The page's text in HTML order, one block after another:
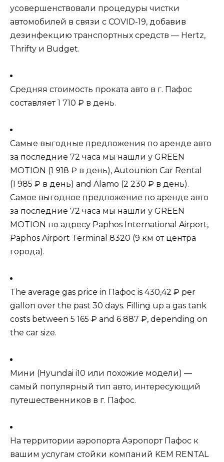
усовершенствовали процедуры чистки
автомобилей в связи с COVID-19, добавив
дезинфекцию транспортных средств — Hertz,
Thrifty и Budget.
Средняя стоимость проката авто в г. Пафос
составляет 1 710 ₽ в день.
Самые выгодные предложения по аренде авто
за последние 72 часа мы нашли у GREEN
MOTION (1 918 ₽ в день), Autounion Car Rental
(1 985 ₽ в день) and Alamo (2 230 ₽ в день).
Самое выгодное предложение по аренде авто
за последние 72 часа мы нашли у GREEN
MOTION по адресу Paphos International Airport,
Paphos Airport Terminal 8320 (9 км от центра
города).
The average gas price in Пафос is 430,42 ₽ per
gallon over the past 30 days. Filling up a gas tank
costs between 5 165 ₽ and 6 887 ₽, depending on
the car size.
Мини (Hyundai i10 или похожие модели) —
самый популярный тип авто, интересующий
путешественников в г. Пафос.
На территории аэропорта Аэропорт Пафос к
вашим услугам стойки компаний KEM RENTAL